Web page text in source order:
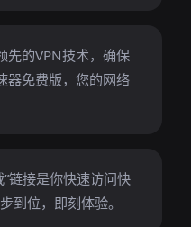
先的VPN技术，确保
器免费版，您的网络
链接是你快速访问快
到位，即刻体验。